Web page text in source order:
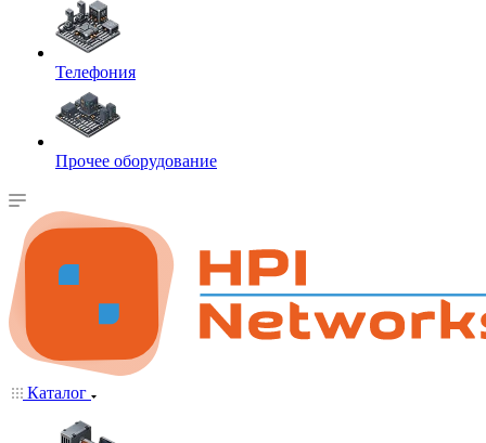
Телефония
Прочее оборудование
Каталог